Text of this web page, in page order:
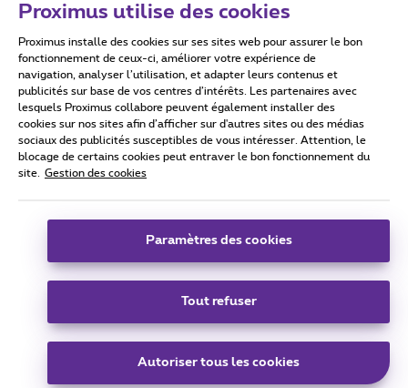
Conditions d'utilisation Accessibility statement
Tous droits réservés. © 2026
Conditions générales, info consommateur
Coordonnées de l’entreprise
Boulevard du Roi Albert II 27 - B-1030 Bruxelles.
Carrier & Wholesale Solutions
|Telindus
|Sitemap
Proximus utilise des cookies
Proximus installe des cookies sur ses sites web pour assurer le bon
fonctionnement de ceux-ci, améliorer votre expérience de
navigation, analyser l’utilisation, et adapter leurs contenus et
publicités sur base de vos centres d’intérêts. Les partenaires avec
lesquels Proximus collabore peuvent également installer des
cookies sur nos sites afin d’afficher sur d'autres sites ou des médias
sociaux des publicités susceptibles de vous intéresser. Attention, le
blocage de certains cookies peut entraver le bon fonctionnement du
site.
Gestion des cookies
Paramètres des cookies
Tout refuser
Autoriser tous les cookies